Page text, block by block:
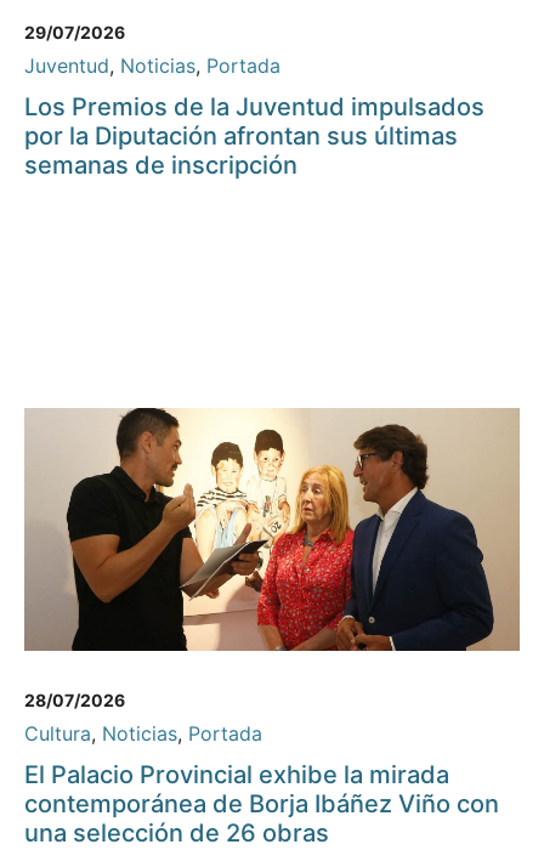
29/07/2026
Juventud, Noticias, Portada
Los Premios de la Juventud impulsados
por la Diputación afrontan sus últimas
semanas de inscripción
28/07/2026
Cultura, Noticias, Portada
El Palacio Provincial exhibe la mirada
contemporánea de Borja Ibáñez Viño con
una selección de 26 obras